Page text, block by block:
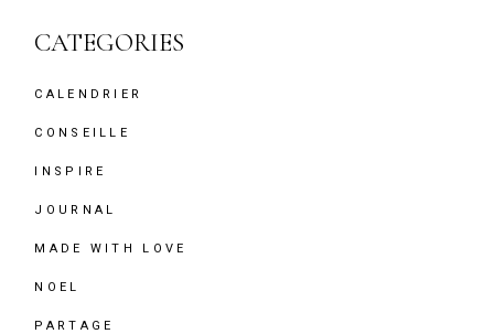
CATEGORIES
CALENDRIER
CONSEILLE
INSPIRE
JOURNAL
MADE WITH LOVE
NOEL
PARTAGE